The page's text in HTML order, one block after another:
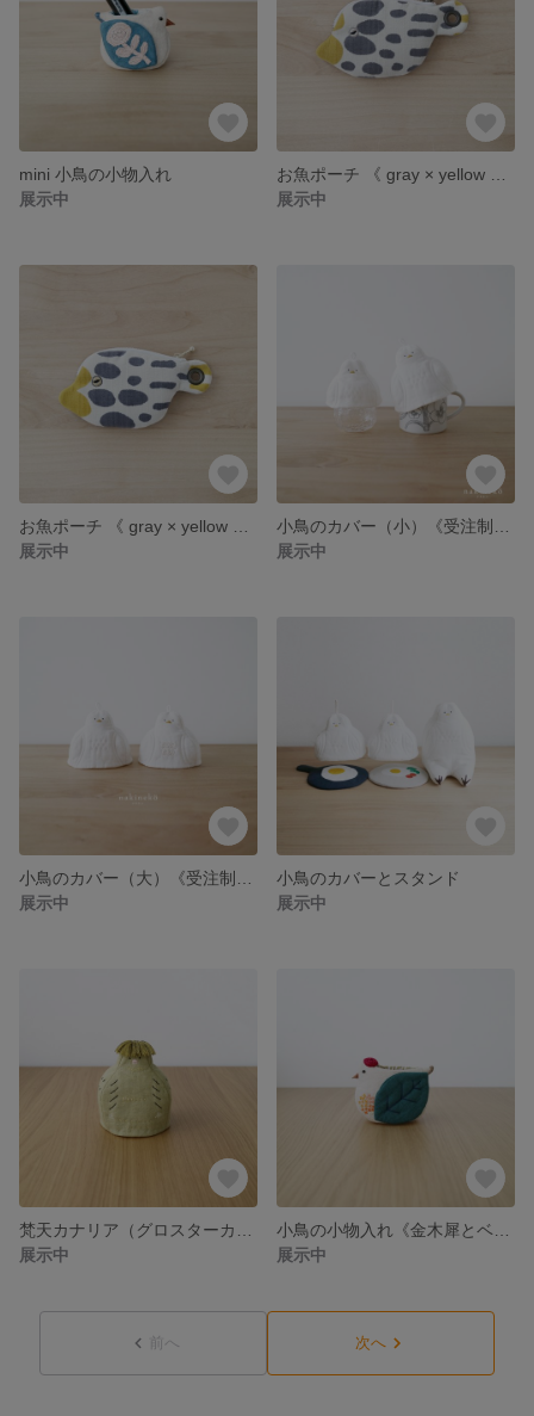
mini 小鳥の小物入れ
展示中
展示中
展示中
展示中
展示中
小鳥のカバーとスタンド
展示中
展示中
展示中
前へ 次へ